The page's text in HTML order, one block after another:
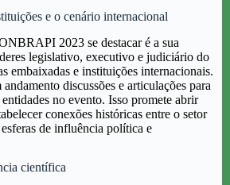
e o cenário internacional
2023 se destacar é a sua
legislativo, executivo e judiciário do
embaixadas e instituições internacionais.
discussões e articulações para
no evento. Isso promete abrir
conexões históricas entre o setor
de influência política e
científica